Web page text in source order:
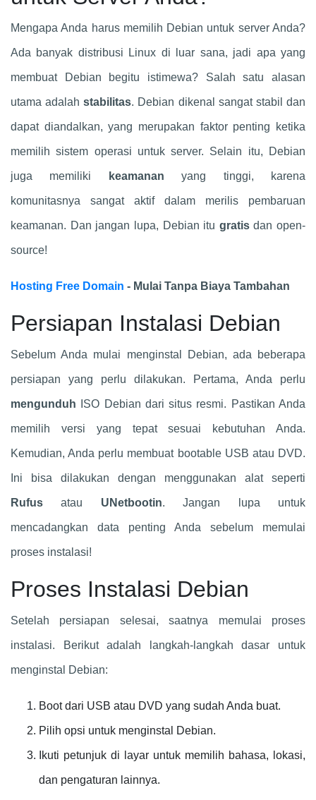
Mengapa Anda harus memilih Debian untuk server Anda?
Ada banyak distribusi Linux di luar sana, jadi apa yang
membuat Debian begitu istimewa? Salah satu alasan
utama adalahstabilitas. Debian dikenal sangat stabil dan
dapat diandalkan, yang merupakan faktor penting ketika
memilih sistem operasi untuk server. Selain itu, Debian
juga memiliki keamanan yang tinggi, karena
komunitasnya sangat aktif dalam merilis pembaruan
keamanan. Dan jangan lupa, Debian itu gratisdan open-
source!
Hosting Free Domain - Mulai Tanpa Biaya Tambahan
Persiapan Instalasi Debian
Sebelum Anda mulai menginstal Debian, ada beberapa
persiapan yang perlu dilakukan. Pertama, Anda perlu
mengunduh ISO Debian dari situs resmi. Pastikan Anda
memilih versi yang tepat sesuai kebutuhan Anda.
Kemudian, Anda perlu membuat bootable USB atau DVD.
Ini bisa dilakukan dengan menggunakan alat seperti
Rufus atau UNetbootin. Jangan lupa untuk
mencadangkan data penting Anda sebelum memulai
proses instalasi!
Proses Instalasi Debian
Setelah persiapan selesai, saatnya memulai proses
instalasi. Berikut adalah langkah-langkah dasar untuk
menginstal Debian:
Boot dari USB atau DVD yang sudah Anda buat.
Pilih opsi untuk menginstal Debian.
Ikuti petunjuk di layar untuk memilih bahasa, lokasi,
dan pengaturan lainnya.